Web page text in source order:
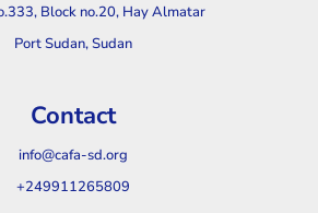
Block no.20, Hay Almatar
Port Sudan, Sudan
Contact
info@cafa-sd.org
+249911265809